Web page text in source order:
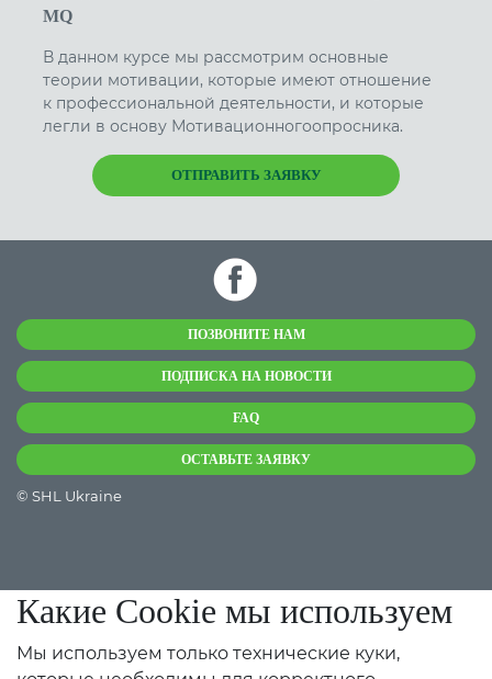
MQ
В данном курсе мы рассмотрим основные
теории мотивации, которые имеют отношение
к профессиональной деятельности, и которые
легли в основу Мотивационногоопросника.
ОТПРАВИТЬ ЗАЯВКУ
ПОЗВОНИТЕ НАМ
ПОДПИСКА НА НОВОСТИ
FAQ
ОСТАВЬТЕ ЗАЯВКУ
© SHL Ukraine
Какие Cookie мы используем
Мы используем только технические куки,